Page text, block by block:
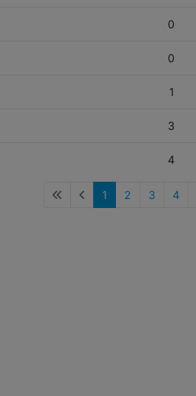
0
0
1
3
4
1 2 3 4